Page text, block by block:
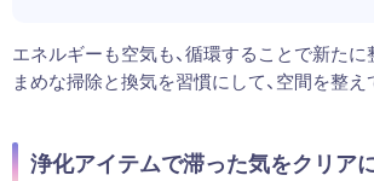
エネルギーも空気も、循環することで新たに
まめな掃除と換気を習慣にして、空間を整え
浄化アイテムで滞った気をクリア